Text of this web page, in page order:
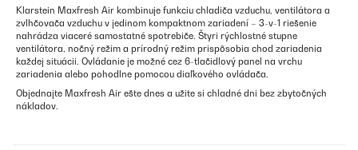
Klarstein Maxfresh Air kombinuje funkciu chladiča vzduchu, ventilátora a
zvlhčovača vzduchu v jedinom kompaktnom zariadení – 3-v-1 riešenie
nahrádza viaceré samostatné spotrebiče. Štyri rýchlostné stupne
ventilátora, nočný režim a prírodný režim prispôsobia chod zariadenia
každej situácii. Ovládanie je možné cez 6-tlačidlový panel na vrchu
zariadenia alebo pohodlne pomocou diaľkového ovládača.
Objednajte Maxfresh Air ešte dnes a užite si chladné dni bez zbytočných
nákladov.